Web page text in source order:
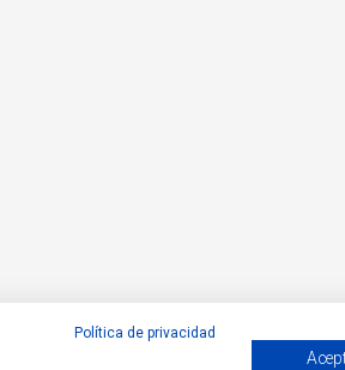
Política de privacidad